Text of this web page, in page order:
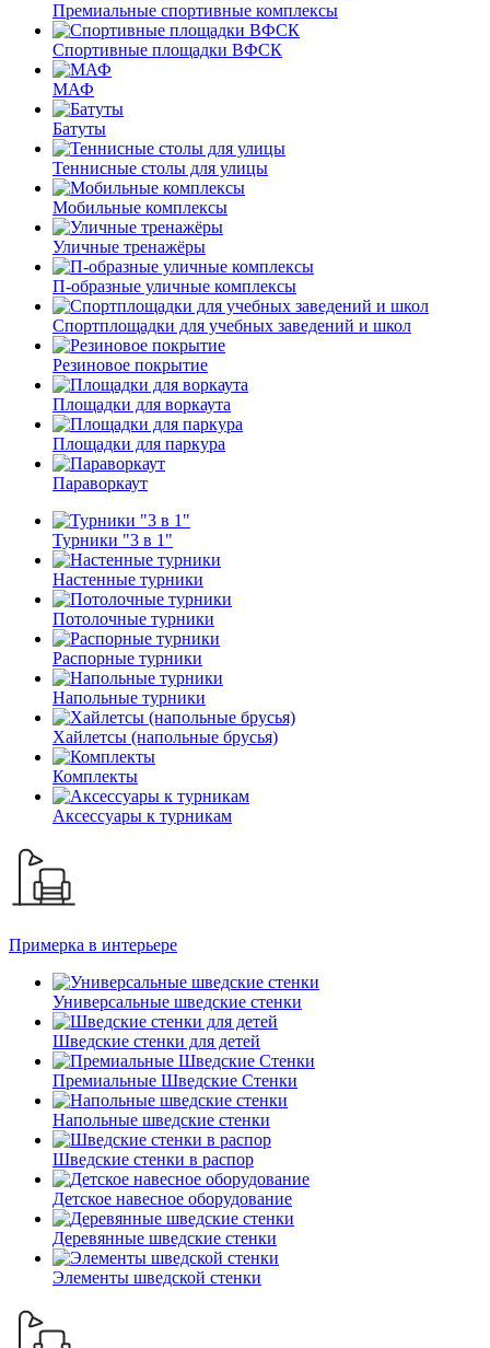
Премиальные спортивные комплексы
Спортивные площадки ВФСК
МАФ
Батуты
Теннисные столы для улицы
Мобильные комплексы
Уличные тренажёры
П-образные уличные комплексы
Спортплощадки для учебных заведений и школ
Резиновое покрытие
Площадки для воркаута
Площадки для паркура
Параворкаут
Турники "3 в 1"
Настенные турники
Потолочные турники
Распорные турники
Напольные турники
Хайлетсы (напольные брусья)
Комплекты
Аксессуары к турникам
Примерка в интерьере
Универсальные шведские стенки
Шведские стенки для детей
Премиальные Шведские Стенки
Напольные шведские стенки
Шведские стенки в распор
Детское навесное оборудование
Деревянные шведские стенки
Элементы шведской стенки